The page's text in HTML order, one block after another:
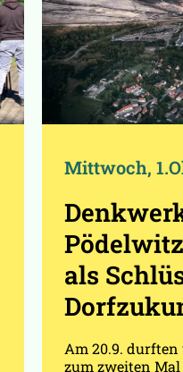
Mittwoch,
als
Am 20.9.
zum zweiten